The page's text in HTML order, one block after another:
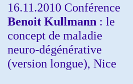
16.11.2010 Conférence
Benoit Kullmann : le
concept de maladie
neuro-dégénérative
(version longue), Nice